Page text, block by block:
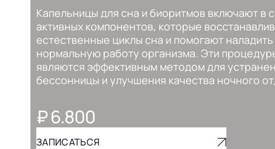
Капельницы для сна и биоритмов включают в
активных компонентов, которые
естественные циклы сна и помогают наладить
нормальную работу организма. Эти
являются эффективным методом для
бессонницы и улучшения качества ночного
₽ 6.800
ЗАПИСАТЬСЯ